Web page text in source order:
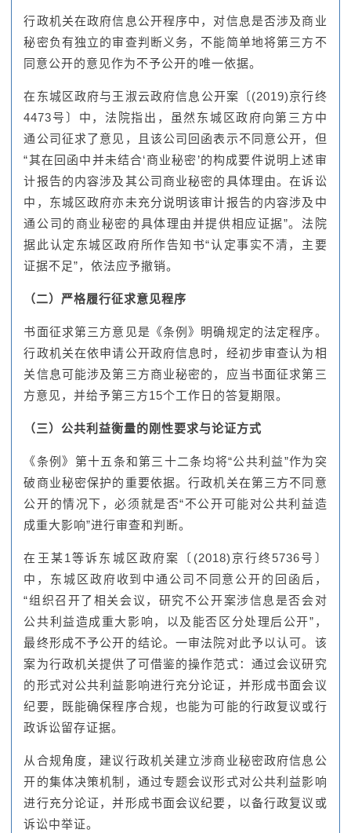
行政机关在政府信息公开程序中，对信息是否涉及商业
秘密负有独立的审查判断义务，不能简单地将第三方不
同意公开的意见作为不予公开的唯一依据。
在东城区政府与王淑云政府信息公开案〔(2019)京行终
4473号〕中，法院指出，虽然东城区政府向第三方中
通公司征求了意见，且该公司回函表示不同意公开，但
“其在回函中并未结合‘商业秘密’的构成要件说明上述审
计报告的内容涉及其公司商业秘密的具体理由。在诉讼
中，东城区政府亦未充分说明该审计报告的内容涉及中
通公司的商业秘密的具体理由并提供相应证据”。法院
据此认定东城区政府所作告知书“认定事实不清，主要
证据不足”，依法应予撤销。
（二）严格履行征求意见程序
书面征求第三方意见是《条例》明确规定的法定程序。
行政机关在依申请公开政府信息时，经初步审查认为相
关信息可能涉及第三方商业秘密的，应当书面征求第三
方意见，并给予第三方15个工作日的答复期限。
（三）公共利益衡量的刚性要求与论证方式
《条例》第十五条和第三十二条均将“公共利益”作为突
破商业秘密保护的重要依据。行政机关在第三方不同意
公开的情况下，必须就是否“不公开可能对公共利益造
成重大影响”进行审查和判断。
在王某1等诉东城区政府案〔(2018)京行终5736号〕
中，东城区政府收到中通公司不同意公开的回函后，
“组织召开了相关会议，研究不公开案涉信息是否会对
公共利益造成重大影响，以及能否区分处理后公开”，
最终形成不予公开的结论。一审法院对此予以认可。该
案为行政机关提供了可借鉴的操作范式：通过会议研究
的形式对公共利益影响进行充分论证，并形成书面会议
纪要，既能确保程序合规，也能为可能的行政复议或行
政诉讼留存证据。
从合规角度，建议行政机关建立涉商业秘密政府信息公
开的集体决策机制，通过专题会议形式对公共利益影响
进行充分论证，并形成书面会议纪要，以备行政复议或
诉讼中举证。